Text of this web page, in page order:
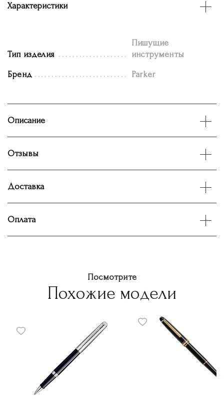
Характеристики
Тип изделия
Пишущие
инструменты
Бренд Parker
Описание
Отзывы
Доставка
Оплата
Посмотрите
Похожие модели